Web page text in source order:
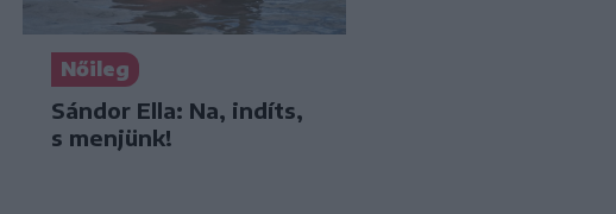
Nőileg
Sándor Ella: Na, indíts,
s menjünk!